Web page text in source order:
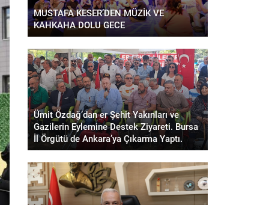
MUSTAFA KESER’DEN MÜZİK VE
KAHKAHA DOLU GECE
Ümit Özdağ’dan er Şehit Yakınları ve
Gazilerin Eylemine Destek Ziyareti. Bursa
İl Örgütü de Ankara’ya Çıkarma Yaptı.